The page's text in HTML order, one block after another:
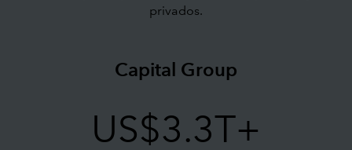
privados.
Capital Group
US$3.3T+